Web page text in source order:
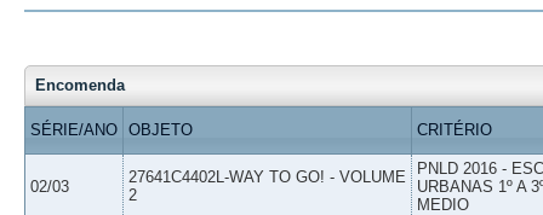
Encomenda
SÉRIE/ANO OBJETO CRITÉRIO
02/03
27641C4402L-WAY TO GO! - VOLUME
2
PNLD 2016 -
URBANAS 1º A
MEDIO